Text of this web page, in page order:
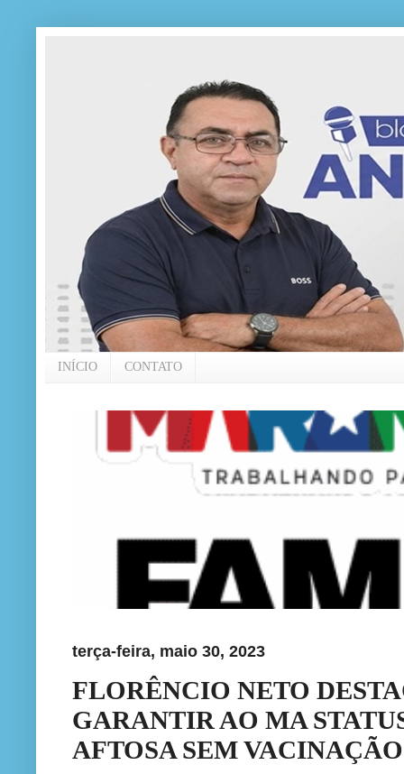
INÍCIO CONTATO
terça-feira, maio 30, 2023
FLORÊNCIO NETO
GARANTIR AO MA
AFTOSA SEM VACINAÇÃO